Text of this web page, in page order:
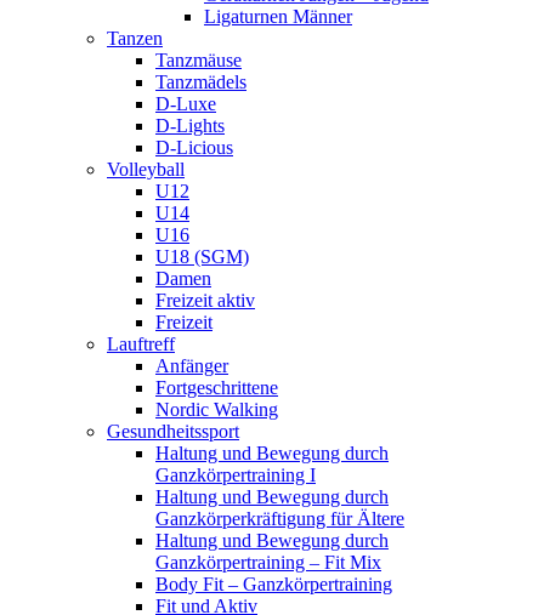
Ligaturnen Männer
Tanzen
Tanzmäuse
Tanzmädels
D-Luxe
D-Lights
D-Licious
Volleyball
U12
U14
U16
U18 (SGM)
Damen
Freizeit aktiv
Freizeit
Lauftreff
Anfänger
Fortgeschrittene
Nordic Walking
Gesundheitssport
Haltung und Bewegung durch
Ganzkörpertraining I
Haltung und Bewegung durch
Ganzkörperkräftigung für Ältere
Haltung und Bewegung durch
Ganzkörpertraining – Fit Mix
Body Fit – Ganzkörpertraining
Fit und Aktiv